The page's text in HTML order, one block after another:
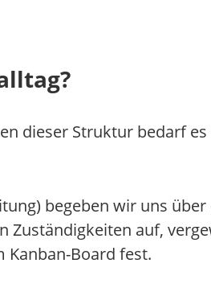
dieser Struktur bedarf
begeben wir uns
Zuständigkeiten auf,
Kanban-Board fest.